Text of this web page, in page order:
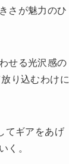
さが魅力のひ
せる光沢感の
り込むわけに
てギアをあげ
く。